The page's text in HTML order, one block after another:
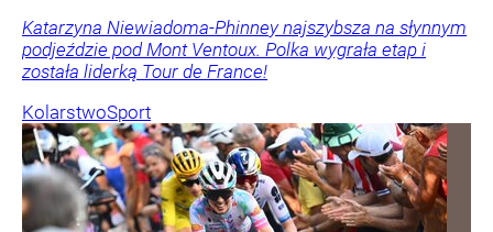
Katarzyna Niewiadoma-Phinney najszybsza na słynnym
podjeździe pod Mont Ventoux. Polka wygrała etap i
została liderką Tour de France!
KolarstwoSport